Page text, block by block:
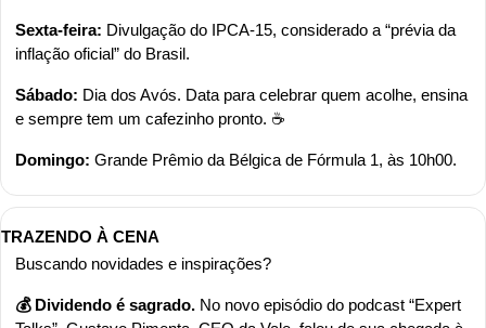
Sexta-feira: Divulgação do IPCA-15, considerado a “prévia da
inflação oficial” do Brasil.
Sábado: Dia dos Avós. Data para celebrar quem acolhe, ensina
e sempre tem um cafezinho pronto. ☕
Domingo: Grande Prêmio da Bélgica de Fórmula 1, às 10h00.
TRAZENDO À CENA
Buscando novidades e inspirações?
💰 Dividendo é sagrado. No novo episódio do podcast “Expert